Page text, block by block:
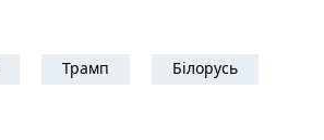
Трамп Білорусь